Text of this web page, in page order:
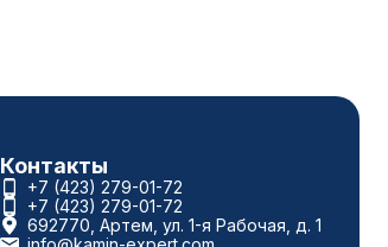
Контакты
+7 (423) 279-01-72
+7 (423) 279-01-72
692770, Артем, ул. 1-я Рабочая, д. 1